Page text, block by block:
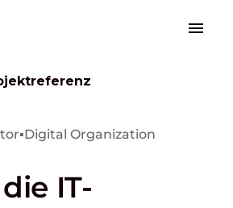
▪Digital Organization
IT-